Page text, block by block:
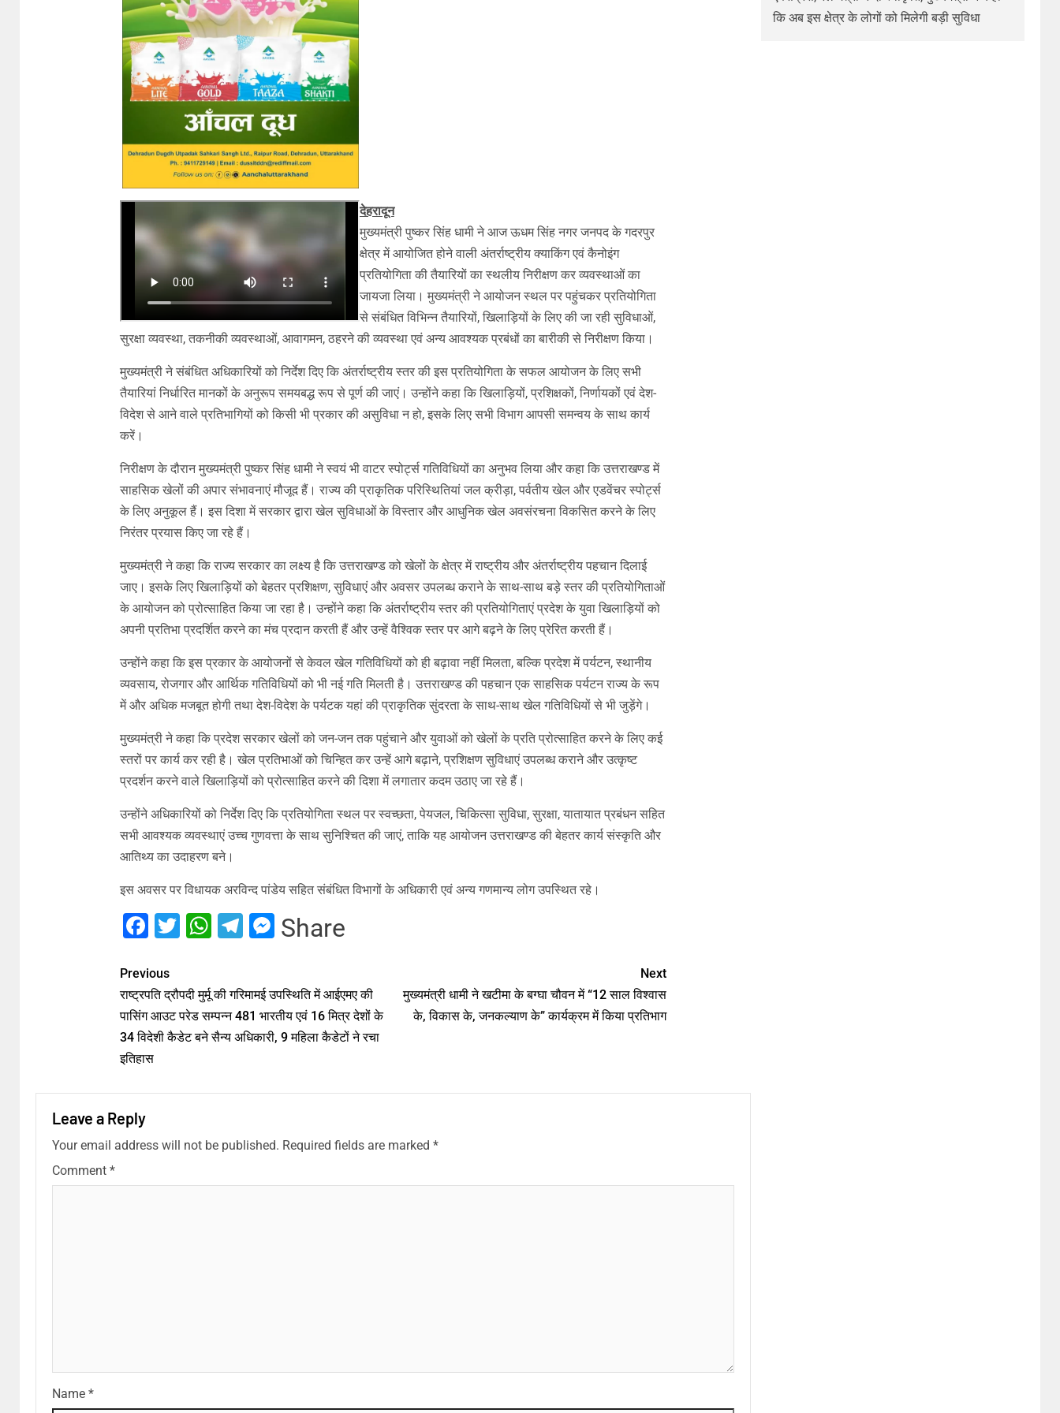
देहरादून
मुख्यमंत्री पुष्कर सिंह धामी ने आज ऊधम सिंह नगर जनपद के गदरपुर
क्षेत्र में आयोजित होने वाली अंतर्राष्ट्रीय क्याकिंग एवं कैनोइंग
प्रतियोगिता की तैयारियों का स्थलीय निरीक्षण कर व्यवस्थाओं का
जायजा लिया। मुख्यमंत्री ने आयोजन स्थल पर पहुंचकर प्रतियोगिता
से संबंधित विभिन्न तैयारियों, खिलाड़ियों के लिए की जा रही सुविधाओं,
सुरक्षा व्यवस्था, तकनीकी व्यवस्थाओं, आवागमन, ठहरने की व्यवस्था एवं अन्य आवश्यक प्रबंधों का बारीकी से निरीक्षण किया।
मुख्यमंत्री ने संबंधित अधिकारियों को निर्देश दिए कि अंतर्राष्ट्रीय स्तर की इस प्रतियोगिता के सफल आयोजन के लिए सभी
तैयारियां निर्धारित मानकों के अनुरूप समयबद्ध रूप से पूर्ण की जाएं। उन्होंने कहा कि खिलाड़ियों, प्रशिक्षकों, निर्णायकों एवं देश-
विदेश से आने वाले प्रतिभागियों को किसी भी प्रकार की असुविधा न हो, इसके लिए सभी विभाग आपसी समन्वय के साथ कार्य
करें।
निरीक्षण के दौरान मुख्यमंत्री पुष्कर सिंह धामी ने स्वयं भी वाटर स्पोर्ट्स गतिविधियों का अनुभव लिया और कहा कि उत्तराखण्ड में
साहसिक खेलों की अपार संभावनाएं मौजूद हैं। राज्य की प्राकृतिक परिस्थितियां जल क्रीड़ा, पर्वतीय खेल और एडवेंचर स्पोर्ट्स
के लिए अनुकूल हैं। इस दिशा में सरकार द्वारा खेल सुविधाओं के विस्तार और आधुनिक खेल अवसंरचना विकसित करने के लिए
निरंतर प्रयास किए जा रहे हैं।
मुख्यमंत्री ने कहा कि राज्य सरकार का लक्ष्य है कि उत्तराखण्ड को खेलों के क्षेत्र में राष्ट्रीय और अंतर्राष्ट्रीय पहचान दिलाई
जाए। इसके लिए खिलाड़ियों को बेहतर प्रशिक्षण, सुविधाएं और अवसर उपलब्ध कराने के साथ-साथ बड़े स्तर की प्रतियोगिताओं
के आयोजन को प्रोत्साहित किया जा रहा है। उन्होंने कहा कि अंतर्राष्ट्रीय स्तर की प्रतियोगिताएं प्रदेश के युवा खिलाड़ियों को
अपनी प्रतिभा प्रदर्शित करने का मंच प्रदान करती हैं और उन्हें वैश्विक स्तर पर आगे बढ़ने के लिए प्रेरित करती हैं।
उन्होंने कहा कि इस प्रकार के आयोजनों से केवल खेल गतिविधियों को ही बढ़ावा नहीं मिलता, बल्कि प्रदेश में पर्यटन, स्थानीय
व्यवसाय, रोजगार और आर्थिक गतिविधियों को भी नई गति मिलती है। उत्तराखण्ड की पहचान एक साहसिक पर्यटन राज्य के रूप
में और अधिक मजबूत होगी तथा देश-विदेश के पर्यटक यहां की प्राकृतिक सुंदरता के साथ-साथ खेल गतिविधियों से भी जुड़ेंगे।
मुख्यमंत्री ने कहा कि प्रदेश सरकार खेलों को जन-जन तक पहुंचाने और युवाओं को खेलों के प्रति प्रोत्साहित करने के लिए कई
स्तरों पर कार्य कर रही है। खेल प्रतिभाओं को चिन्हित कर उन्हें आगे बढ़ाने, प्रशिक्षण सुविधाएं उपलब्ध कराने और उत्कृष्ट
प्रदर्शन करने वाले खिलाड़ियों को प्रोत्साहित करने की दिशा में लगातार कदम उठाए जा रहे हैं।
उन्होंने अधिकारियों को निर्देश दिए कि प्रतियोगिता स्थल पर स्वच्छता, पेयजल, चिकित्सा सुविधा, सुरक्षा, यातायात प्रबंधन सहित
सभी आवश्यक व्यवस्थाएं उच्च गुणवत्ता के साथ सुनिश्चित की जाएं, ताकि यह आयोजन उत्तराखण्ड की बेहतर कार्य संस्कृति और
आतिथ्य का उदाहरण बने।
इस अवसर पर विधायक अरविन्द पांडेय सहित संबंधित विभागों के अधिकारी एवं अन्य गणमान्य लोग उपस्थित रहे।
Facebook
TwitterWhatsApp
Telegram
Messenger
Share
Previous
राष्ट्रपति द्रौपदी मुर्मू की गरिमामई उपस्थिति में आईएमए की
पासिंग आउट परेड सम्पन्न 481 भारतीय एवं 16 मित्र देशों के
34 विदेशी कैडेट बने सैन्य अधिकारी, 9 महिला कैडेटों ने रचा
इतिहास
Next
मुख्यमंत्री धामी ने खटीमा के बग्घा चौवन में “12 साल विश्वास
के, विकास के, जनकल्याण के” कार्यक्रम में किया प्रतिभाग
Leave a Reply
Your email address will not be published. Required fields are marked *
Comment *
Name *
कि अब इस क्षेत्र के लोगों को मिलेगी बड़ी सुविधा